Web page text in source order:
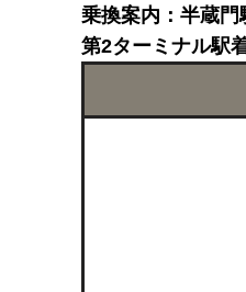
乗換案内：半蔵
第2ターミナル駅